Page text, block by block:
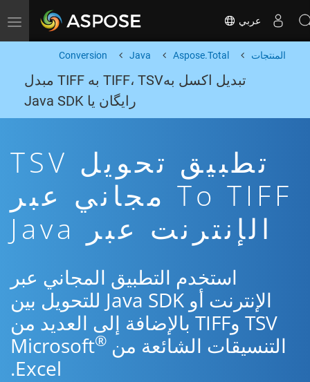
Toggle navigation عربي
المنتجات Aspose.Total
Java
Conversion
تبدیل اکسل بهTIFF، TSV به TIFF مبدل
رایگان یا Java SDK
تطبيق تحويل TSV
To TIFF مجاني عبر
الإنترنت عبر Java
استخدم التطبيق المجاني عبر
الإنترنت أو Java SDK للتحويل بين
TSV وTIFF بالإضافة إلى العديد من
التنسيقات الشائعة من Microsoft ®
Excel.